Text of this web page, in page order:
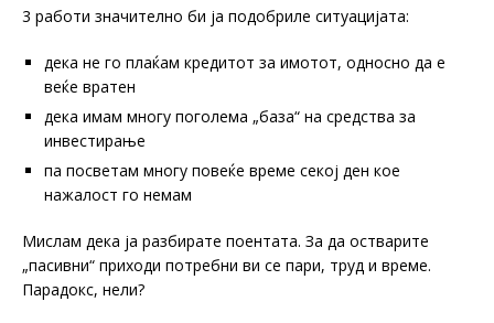
3 работи значително би ја подобриле ситуацијата:
дека не го плаќам кредитот за имотот, односно да е
веќе вратен
дека имам многу поголема „база“ на средства за
инвестирање
па посветам многу повеќе време секој ден кое
нажалост го немам
Мислам дека ја разбирате поентата. За да остварите
„пасивни“ приходи потребни ви се пари, труд и време.
Парадокс, нели?